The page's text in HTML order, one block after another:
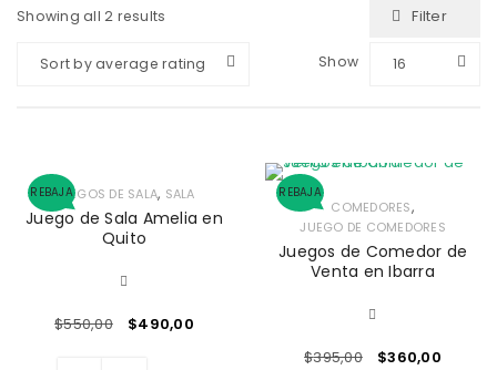
Showing all 2 results Filter
Sort by average rating Show 16
REBAJAJUEGOS DE SALA, SALA
Juego de Sala Amelia en
Quito
$550,00 $490,00
REBAJA
COMEDORES,
JUEGO DE COMEDORES
Juegos de Comedor de
Venta en Ibarra
$395,00 $360,00